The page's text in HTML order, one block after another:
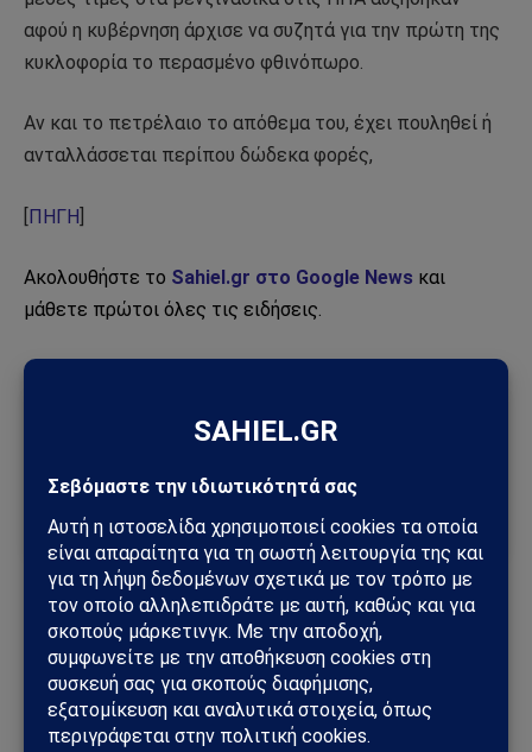
αφού η κυβέρνηση άρχισε να συζητά για την πρώτη της
κυκλοφορία το περασμένο φθινόπωρο.
Αν και το πετρέλαιο το απόθεμα του, έχει πουληθεί ή
ανταλλάσσεται περίπου δώδεκα φορές,
ΠΗΓΗ
Ακολουθήστε το Sahiel.gr στο Google News και
μάθετε πρώτοι όλες τις ειδήσεις.
Ακολούθησε το Sahiel στο Google News
Add as a preferred source
αποθέματά εκατομμύριο βαρέλια Μπάιντεν
πετρελαίου